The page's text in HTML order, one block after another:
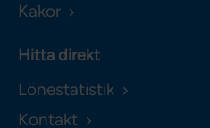
Kakor
Hitta direkt
Lönestatistik
Kontakt